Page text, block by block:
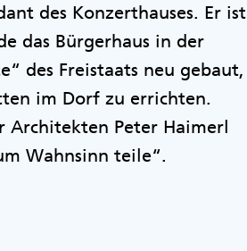
des Konzerthauses. Er ist
das Bürgerhaus in der
des Freistaats neu gebaut,
im Dorf zu errichten.
Architekten Peter Haimerl
Wahnsinn teile“.